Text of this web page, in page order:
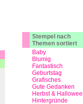
Stempel nach
Themen sortiert
Baby
Blumig
Fantastisch
Geburtstag
Grafisches
Gute Gedanken
Herbst &
Hintergründe